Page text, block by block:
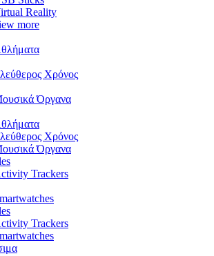
Reality
more
Χρόνος
Όργανα
Χρόνος
Όργανα
Trackers
Trackers